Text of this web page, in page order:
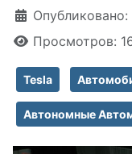
Информация о
Просмотров:
Tesla
Автономные